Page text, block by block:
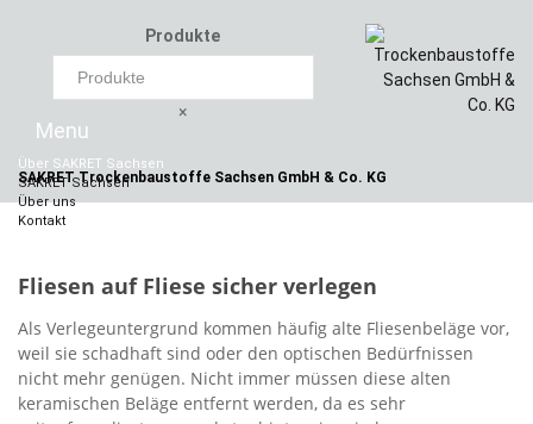
Produkte
×
SAKRET Trockenbaustoffe Sachsen GmbH & Co. KG
content
Über SAKRET Sachsen
SAKRET Sachsen
Über uns
Kontakt
Fliesen auf Fliese sicher verlegen
Als Verlegeuntergrund kommen häufig alte Fliesenbeläge vor,
weil sie schadhaft sind oder den optischen Bedürfnissen
nicht mehr genügen. Nicht immer müssen diese alten
keramischen Beläge entfernt werden, da es sehr